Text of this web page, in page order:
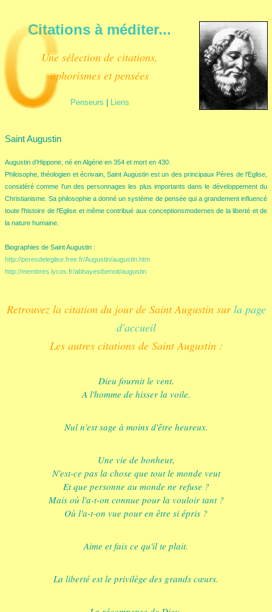
Citations à méditer...
Une sélection de citations,
aphorismes et pensées
Penseurs Liens
Saint Augustin
Augustin d’Hippone, né en Algérie en 354 et mort en 430.
Philosophe, théologien et écrivain, Saint Augustin est un des principaux Pères de l'Eglise,
considéré comme l'un des personnages les plus importants dans le développement du
Christianisme. Sa philosophie a donné un système de pensée qui a grandement influencé
toute l'histoire de l'Eglise et même contribué aux conceptionsmodernes de la liberté et de
la nature humaine.
Biographies de Saint Augustin :
http://peresdeleglise.free.fr/Augustin/augustin.htm
http://membres.lycos.fr/abbayestbenoit/augustin
Retrouvez la citation du jour de Saint Augustin surla page
d'accueil
Les autres citations de Saint Augustin :
Dieu fournit le vent.
A l'homme de hisser la voile.
Nul n'est sage à moins d'être heureux.
Une vie de bonheur,
N'est-ce pas la chose que tout le monde veut
Et que personne au monde ne refuse ?
Mais où l'a-t-on connue pour la vouloir tant ?
Où l'a-t-on vue pour en être si épris ?
Aime et fais ce qu'il te plait.
La liberté est le privilège des grands cœurs.